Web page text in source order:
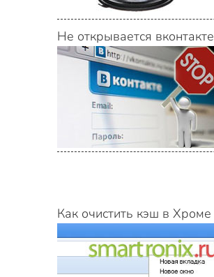
Не открывается вконтакте
Как очистить кэш в Хроме